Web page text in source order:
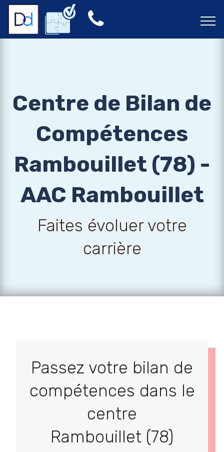
Centre de Bilan de
Compétences
Rambouillet (78) -
AAC Rambouillet
Faites évoluer votre
carrière
Passez votre bilan de
compétences dans le
centre
Rambouillet (78)